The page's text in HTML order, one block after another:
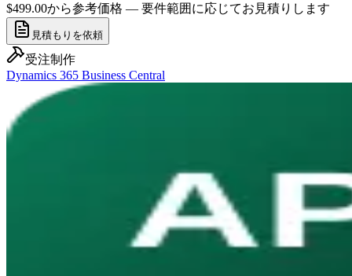
$499.00から参考価格 — 要件範囲に応じてお見積りします
見積もりを依頼
受注制作
Dynamics 365 Business Central